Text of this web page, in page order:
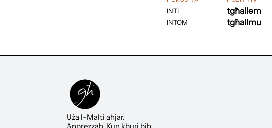
INTI
INTOM
tgħallem
tgħallmu
Uża l-Malti aħjar.
Apprezzah. Kun kburi bih.